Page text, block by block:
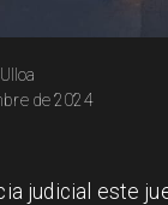
de 2024
judicial este